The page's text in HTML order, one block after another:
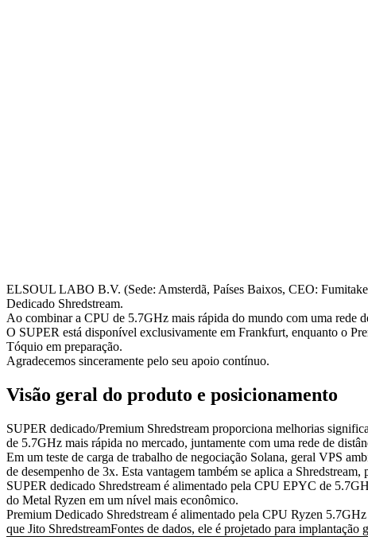
ELSOUL LABO B.V. (Sede: Amsterdã, Países Baixos, CEO:
Dedicado Shredstream.
Ao combinar a CPU de 5.7GHz mais rápida do mundo com uma rede
O SUPER está disponível exclusivamente em Frankfurt, enquanto o
Tóquio em preparação.
Agradecemos sinceramente pelo seu apoio contínuo.
Visão geral do produto e posicionamento
SUPER dedicado/Premium Shredstream proporciona melhorias
de 5.7GHz mais rápida no mercado, juntamente com uma rede de
Em um teste de carga de trabalho de negociação Solana, geral VPS
de desempenho de 3x. Esta vantagem também se aplica a
SUPER dedicado Shredstream é alimentado pela CPU EPYC de
do Metal Ryzen em um nível mais econômico.
Premium Dedicado Shredstream é alimentado pela CPU Ryzen
que Jito ShredstreamFontes de dados, ele é projetado para